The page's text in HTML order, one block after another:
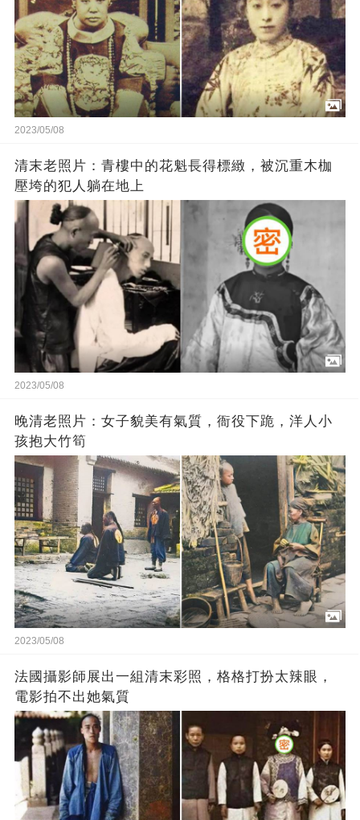
2023/05/08
清末老照片：青樓中的花魁長得標緻，被沉重木枷
壓垮的犯人躺在地上
2023/05/08
晚清老照片：女子貌美有氣質，衙役下跪，洋人小
孩抱大竹筍
2023/05/08
法國攝影師展出一組清末彩照，格格打扮太辣眼，
電影拍不出她氣質